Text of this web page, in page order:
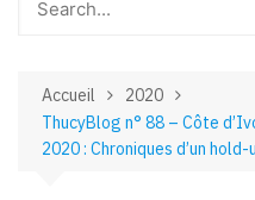
Accueil
2020
ThucyBlog n° 88 – Côte
2020 : Chroniques d’un